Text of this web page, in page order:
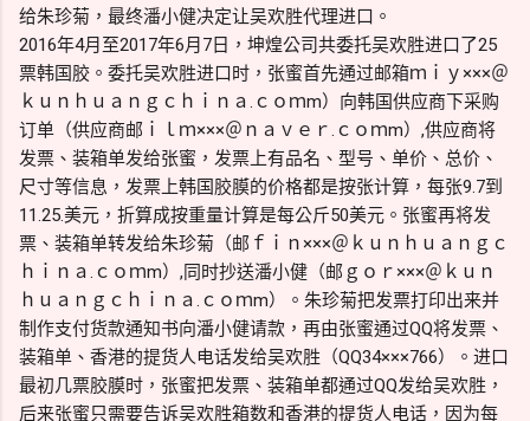
给朱珍菊，最终潘小健决定让吴欢胜代理进口。
2016年4月至2017年6月7日，坤煌公司共委托吴欢胜进口了25
票韩国胶。委托吴欢胜进口时，张蜜首先通过邮箱ｍｉｙ×××＠
ｋｕｎｈｕａｎｇｃｈｉｎａ.ｃｏｍm）向韩国供应商下采购
订单（供应商邮ｉｌｍ×××＠ｎａｖｅｒ.ｃｏｍm）,供应商将
发票、装箱单发给张蜜，发票上有品名、型号、单价、总价、
尺寸等信息，发票上韩国胶膜的价格都是按张计算，每张9.7到
11.25.美元，折算成按重量计算是每公斤50美元。张蜜再将发
票、装箱单转发给朱珍菊（邮ｆｉｎ×××＠ｋｕｎｈｕａｎｇｃ
ｈｉｎａ.ｃｏｍm）,同时抄送潘小健（邮ｇｏｒ×××＠ｋｕｎ
ｈｕａｎｇｃｈｉｎａ.ｃｏｍm）。朱珍菊把发票打印出来并
制作支付货款通知书向潘小健请款，再由张蜜通过QQ将发票、
装箱单、香港的提货人电话发给吴欢胜（QQ34×××766）。进口
最初几票胶膜时，张蜜把发票、装箱单都通过QQ发给吴欢胜，
后来张蜜只需要告诉吴欢胜箱数和香港的提货人电话，因为每